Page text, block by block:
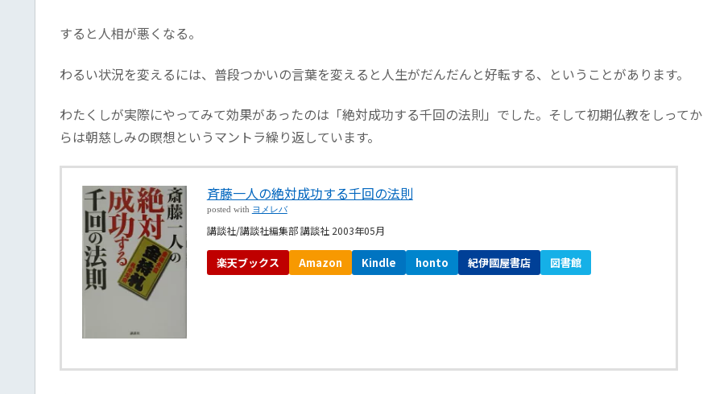
すると人相が悪くなる。
わるい状況を変えるには、普段つかいの言葉を変えると人生がだんだんと好転する、ということがあります。
わたくしが実際にやってみて効果があったのは「絶対成功する千回の法則」でした。そして初期仏教をしってか
らは朝慈しみの瞑想というマントラ繰り返しています。
斉藤一人の絶対成功する千回の法則
posted with ヨメレバ
講談社/講談社編集部 講談社 2003年05月
楽天ブックス Amazon Kindle honto 紀伊國屋書店 図書館